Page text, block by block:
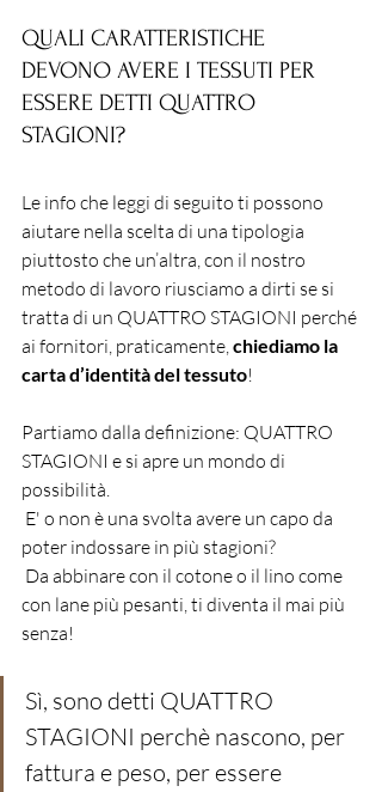
QUALI CARATTERISTICHE
DEVONO AVERE I TESSUTI PER
ESSERE DETTI QUATTRO
STAGIONI?
Le info che leggi di seguito ti possono
aiutare nella scelta di una tipologia
piuttosto che un’altra, con il nostro
metodo di lavoro riusciamo a dirti se si
tratta di un QUATTRO STAGIONI perché
ai fornitori, praticamente, chiediamo la
carta d’identità del tessuto!
Partiamo dalla definizione: QUATTRO
STAGIONI e si apre un mondo di
possibilità.
poter indossare in più stagioni?
con lane più pesanti, ti diventa il mai più
senza!
Sì, sono detti QUATTRO
STAGIONI perchè nascono, per
fattura e peso, per essere